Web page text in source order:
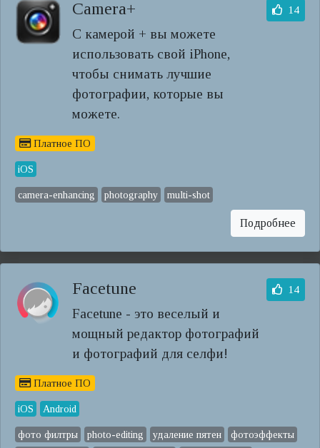
Camera+
С камерой + вы можете
использовать свой iPhone,
чтобы снимать лучшие
фотографии, которые вы
можете.
14
Платное ПО
iOS
camera-enhancing photography multi-shot
Подробнее
Facetune
Facetune - это веселый и
мощный редактор фотографий
и фотографий для селфи!
14
Платное ПО
iOS Android
фото филтры photo-editing удаление пятен
фотоэффекты